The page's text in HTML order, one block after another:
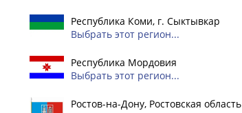
Республика Коми, г. Сыктывкар
Выбрать этот регион...
Республика Мордовия
Выбрать этот регион...
Ростов-на-Дону, Ростовская область